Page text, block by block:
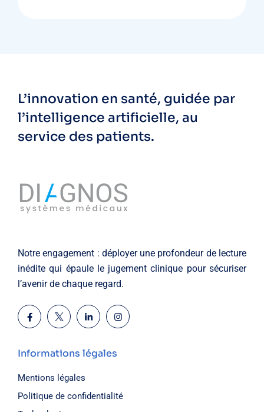
L’innovation en santé, guidée par
l’intelligence artificielle, au
service des patients.
Notre engagement : déployer une profondeur de lecture
inédite qui épaule le jugement clinique pour sécuriser
l’avenir de chaque regard.
Informations légales
Mentions légales
Politique de confidentialité